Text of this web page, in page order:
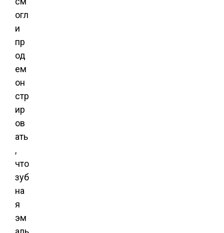
огл
и
пр
од
ем
он
стр
ир
ов
ать
,
что
зуб
на
я
эм